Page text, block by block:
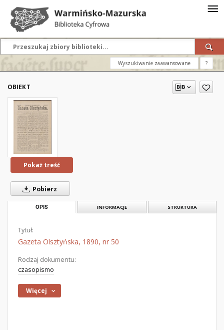
Wyszukiwanie zaawansowane ?
OBIEKT
Pokaż treść
Pobierz
OPIS INFORMACJE STRUKTURA
Tytuł:
Gazeta Olsztyńska, 1890, nr 50
Rodzaj dokumentu:
czasopismo
Więcej